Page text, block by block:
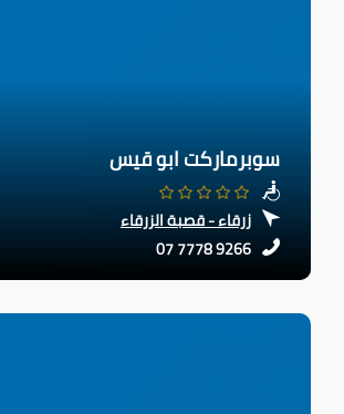
سوبرماركت ابو قيس
زرقاء - قصبة الزرقاء
07 7778 9266